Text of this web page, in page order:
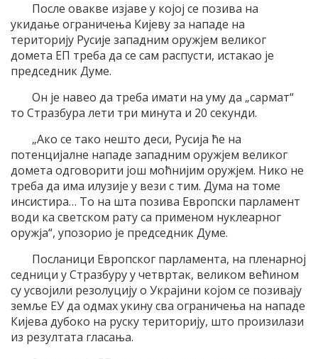
После овакве изјаве у којој се позива на
укидање ограничења Кијеву за нападе на
територију Русије западним оружјем великог
домета ЕП треба да се сам распусти, истакао је
председник Думе.
Он је навео да треба имати на уму да „сармат“
то Стразбура лети три минута и 20 секунди.
„Ако се тако нешто деси, Русија ће на
потенцијалне нападе западним оружјем великог
домета одговорити још моћнијим оружјем. Нико не
треба да има илузије у вези с тим. Дума на томе
инсистира… То на шта позива Европски парламент
води ка светском рату са применом нуклеарног
оружја“, упозорио је председник Думе.
Посланици Европског парламента, на пленарној
седници у Стразбуру у четвртак, великом већином
су усвојили резолуцију о Украјини којом се позивају
земље ЕУ да одмах укину сва ограничења на нападе
Кијева дубоко на руску територију, што произилази
из резултата гласања.